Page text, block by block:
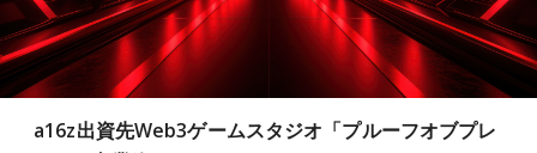
a16z出資先Web3ゲームスタジオ「プルーフオブプレ